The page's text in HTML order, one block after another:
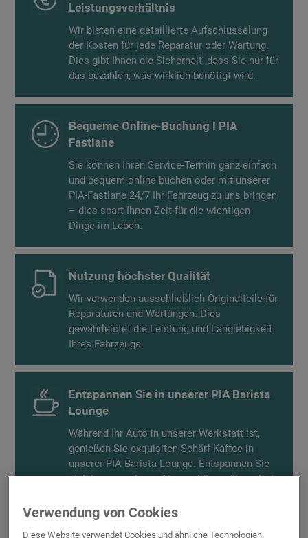
Leistungsverhältnis
Wir bieten eine detaillierte Aufschlüsselung
der Kosten für jede Reparatur oder Wartung.
Dies gibt Ihnen die Sicherheit, dass Sie nur für
das bezahlen, was wirklich benötigt wird.
Bequeme Online-Buchung I PIA
Fastlane
Sie können Ihren Service-Termin ganz einfach
und bequem online buchen oder mit unserer
PIA-Fastlane 24/7 Ihr Fahrzeug zu uns bringen
– dies spart Ihnen Zeit für die wichtigen
Dinge im Leben.
Nutzung höchster Qualität
Wir verwenden ausschließlich Originalteile für
Reparaturen und Wartungen. Dies
gewährleistet die Leistung und Langlebigkeit
Ihres Fahrzeugs.
Entspannen Sie in unserer PIA Barista
Lounge
Während Ihr Auto in unserer Werkstatt ist,
genießen Sie exquisiten Schärf-Kaffee in
unserer PIA Barista Lounge. Entspannen Sie
sich in angenehmer Atmosphäre, während wir
Verwendung von Cookies
Diese Website verwendet Cookies und ähnliche Technologien.